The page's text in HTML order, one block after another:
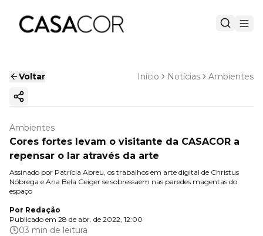
Voltar Início Notícias Ambientes
Copiar link
Ambientes
Cores fortes levam o visitante da CASACOR a
repensar o lar através da arte
Assinado por Patrícia Abreu, os trabalhos em arte digital de Christus
Nóbrega e Ana Bela Geiger se sobressaem nas paredes magentas do
espaço
Por Redação
Publicado em 28 de abr. de 2022, 12:00
03 min de leitura